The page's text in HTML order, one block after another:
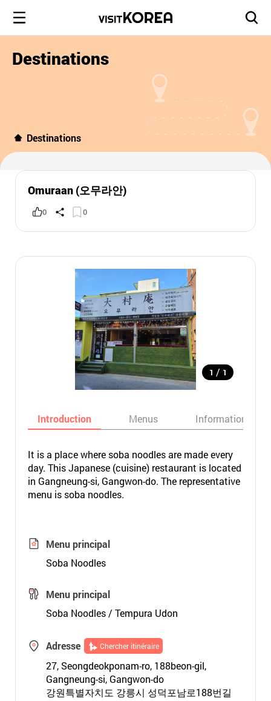
Destinations
Destinations
Omuraan (오무라안)
0 0
1 / 1
Introduction Menus Informations
It is a place where soba noodles are made every
day. This Japanese (cuisine) restaurant is located
in Gangneung-si, Gangwon-do. The representative
menu is soba noodles.
Menu principal
Soba Noodles
Menu principal
Soba Noodles / Tempura Udon
Adresse Chercher itinéraire
27, Seongdeokponam-ro, 188beon-gil,
Gangneung-si, Gangwon-do
강원특별자치도 강릉시 성덕포남로188번길